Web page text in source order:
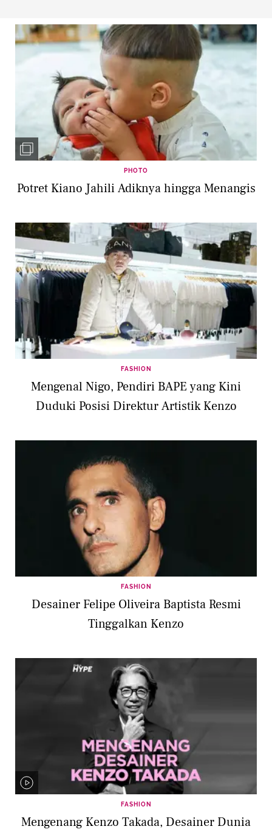
PHOTO
Potret Kiano Jahili Adiknya hingga Menangis
FASHION
Mengenal Nigo, Pendiri BAPE yang Kini
Duduki Posisi Direktur Artistik Kenzo
FASHION
Desainer Felipe Oliveira Baptista Resmi
Tinggalkan Kenzo
FASHION
Mengenang Kenzo Takada, Desainer Dunia